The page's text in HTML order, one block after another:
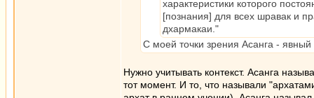
характеристики которого
[познания] для всех шравак и
дхармакаи."
С моей точки зрения Асанга -
Нужно учитывать контекст. Асанга
тот момент. И то, что называли